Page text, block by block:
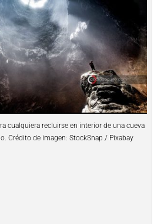
cualquiera recluirse en interior de una cueva
Crédito de imagen: StockSnap / Pixabay